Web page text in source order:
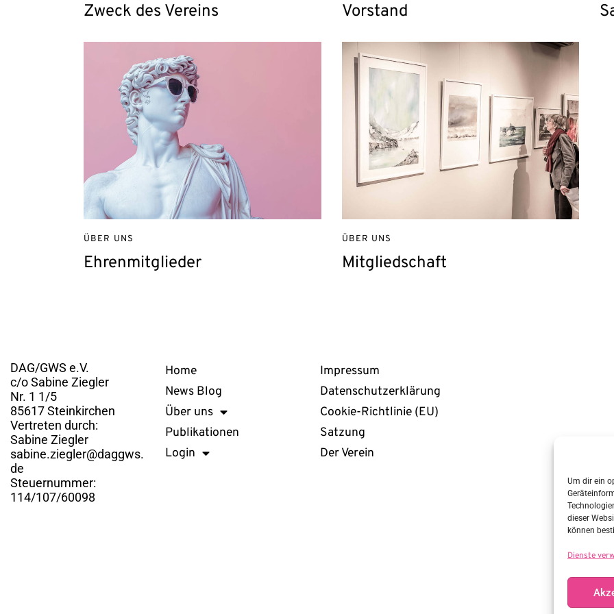
Um dir ein
dieser
können
Dienste
Zweck des Vereins Vorstand
Ehrenmitglieder
ÜBER UNS
Mitgliedschaft
ÜBER UNS
DAG/GWS e.V.
c/o Sabine Ziegler
Nr. 1 1/5
85617 Steinkirchen
Vertreten durch:
Sabine Ziegler
sabine.ziegler@daggws.
de
Steuernummer:
114/107/60098
Home
News Blog
Über uns
Publikationen
Login
Impressum
Datenschutzerklärung
Cookie-Richtlinie (EU)
Satzung
Der Verein